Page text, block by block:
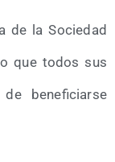
de la Socie­dad
que todos sus
bene­fi­ciar­se